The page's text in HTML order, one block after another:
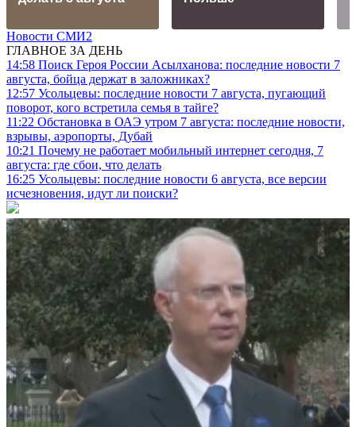
Новости СМИ2
ГЛАВНОЕ ЗА ДЕНЬ
14:58 Поиск Героя России Асылханова: последние новости 7
августа, бойца держат в заложниках?
12:57 Усольцевы: последние новости 7 августа, пугающий
поворот, кого встретила семья в тайге?
11:22 Обстановка в ОАЭ утром 7 августа: последние новости,
взрывы, аэропорты, Дубай
10:21 Почему не работает мобильный интернет сегодня, 7
августа: где сбои, что делать
16:25 Усольцевы: последние новости 6 августа, все версии
исчезновения, идут ли поиски?